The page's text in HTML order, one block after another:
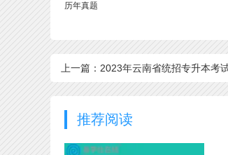
历年真题
上一篇：2023年云南省统招专升本考
推荐阅读